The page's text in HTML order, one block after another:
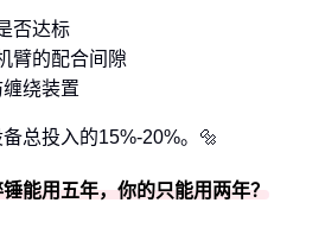
否达标
臂的配合间隙
绕装置
总投入的15%-20%。🔩
能用五年，你的只能用两年？